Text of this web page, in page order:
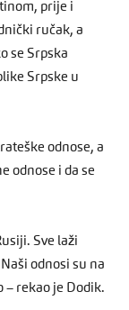
prije i
ručak, a
se Srpska
Srpske u
odnose, a
odnose i da se
Sve laži
odnosi su na
– rekao je Dodik.